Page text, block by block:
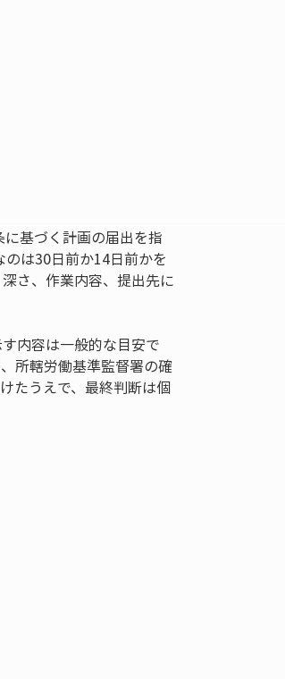
基づく計画の届出を指
は30日前か14日前かを
さ、作業内容、提出先に
内容は一般的な目安で
所轄労働基準監督署の確
たうえで、最終判断は個